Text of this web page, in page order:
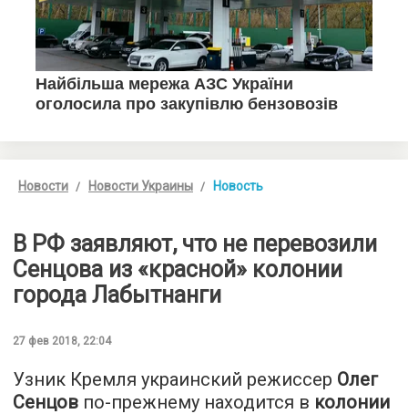
Новости Новости Украины Новость
В РФ заявляют, что не перевозили
Сенцова из «красной» колонии
города Лабытнанги
27 фев 2018, 22:04
Узник Кремля украинский режиссер Олег
Сенцов по-прежнему находится в колонии